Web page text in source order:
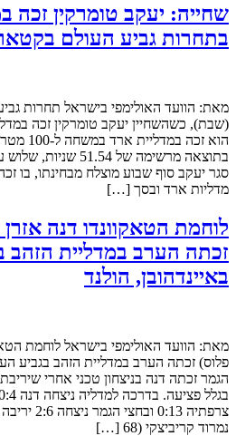
שחייה: יעקב טומרקין זכה
בתחרות גביע העולם
מאת: הוועד האולימפי בישראל תחרות
(שבת), כשהשחיין יעקב טומרקין זכה
בתוצאה מרשימה של
סגר יעקב סוף שבוע מוצלח מבחינתו, בו
מדליות ארד ובסך […]
זכתה הערב במדליית הזהב
באיינדהובן, הולנד
פלוס) זכתה הערב במדליית הזהב בגביע
הגמר זכתה דנה בניצחון טכני אחרי
צרפתיה
נמרוד קריביצקי (68 […]